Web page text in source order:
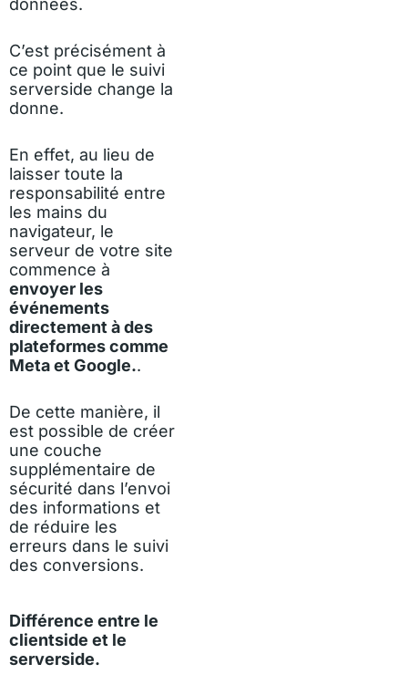
données.
C’est précisément à
ce point que le suivi
serverside change la
donne.
En effet, au lieu de
laisser toute la
responsabilité entre
les mains du
navigateur, le
serveur de votre site
commence à
envoyer les
événements
directement à des
plateformes comme
Meta et Google..
De cette manière, il
est possible de créer
une couche
supplémentaire de
sécurité dans l’envoi
des informations et
de réduire les
erreurs dans le suivi
des conversions.
Différence entre le
clientside et le
serverside.